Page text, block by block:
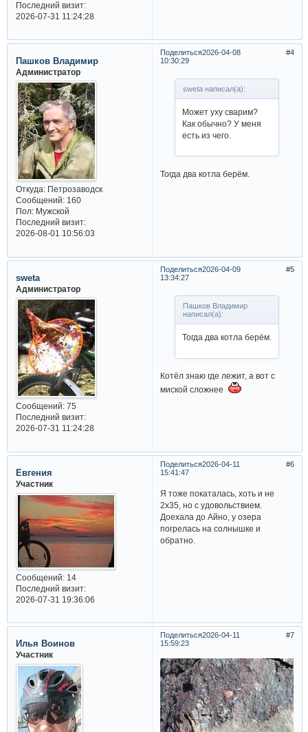
Последний визит:
2026-07-31 11:24:28
Поделиться 4
2026-04-08
10:30:29
Пашков Владимир
Администратор
Откуда:Петрозаводск
Сообщений:160
Пол:Мужской
Последний визит:
2026-08-01 10:56:03
sweta написал(а):
Может уху сварим?
Как обычно? У меня
есть из чего.
Тогда два котла берём.
Поделиться 5
2026-04-09
13:34:27
sweta
Администратор
Сообщений:75
Последний визит:
2026-07-31 11:24:28
Пашков Владимир
написал(а):
Тогда два котла берём.
Котёл знаю где лежит, а вот с
миской сложнее
Поделиться 6
2026-04-11
15:41:47
Евгения
Участник
Сообщений:14
Последний визит:
2026-07-31 19:36:06
Я тоже покаталась, хоть и не
2х35, но с удовольствием.
Доехала до Айно, у озера
погрелась на солнышке и
обратно.
Поделиться 7
2026-04-11
15:59:23
Илья Воинов
Участник